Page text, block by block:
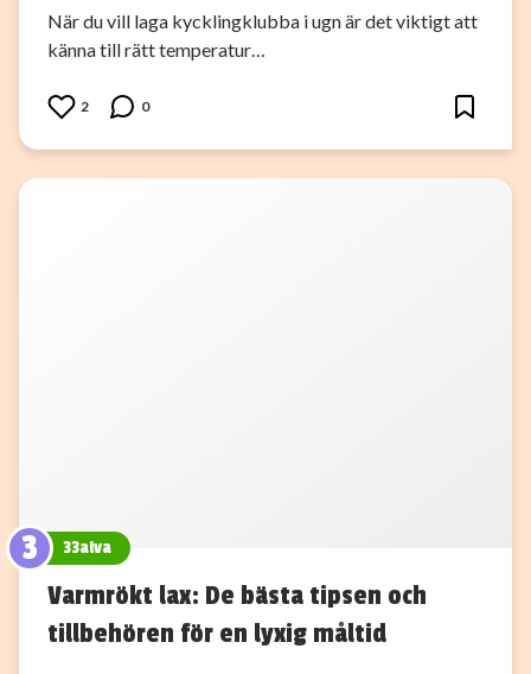
När du vill laga kycklingklubba i ugn är det viktigt att
känna till rätt temperatur…
2 0
3 33alva
Varmrökt lax: De bästa tipsen och
tillbehören för en lyxig måltid